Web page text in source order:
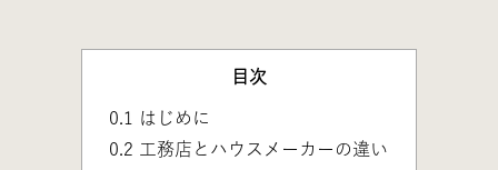
目次
0.1
はじめに
0.2 工務店とハウスメーカーの違い